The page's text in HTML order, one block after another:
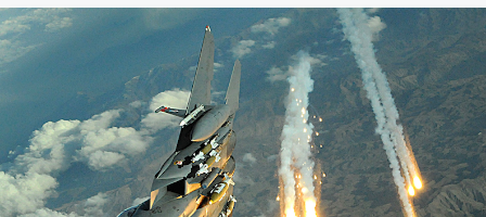
TÉHÉRAN
VS
RIYAD
:
COLÈRE